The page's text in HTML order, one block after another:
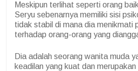
Meskipun terlihat seperti orang
Seryu sebenarnya memiliki sisi
tidak stabil di mana dia menikmati
terhadap orang-orang yang
Dia adalah seorang wanita muda
keadilan yang kuat dan merupakan